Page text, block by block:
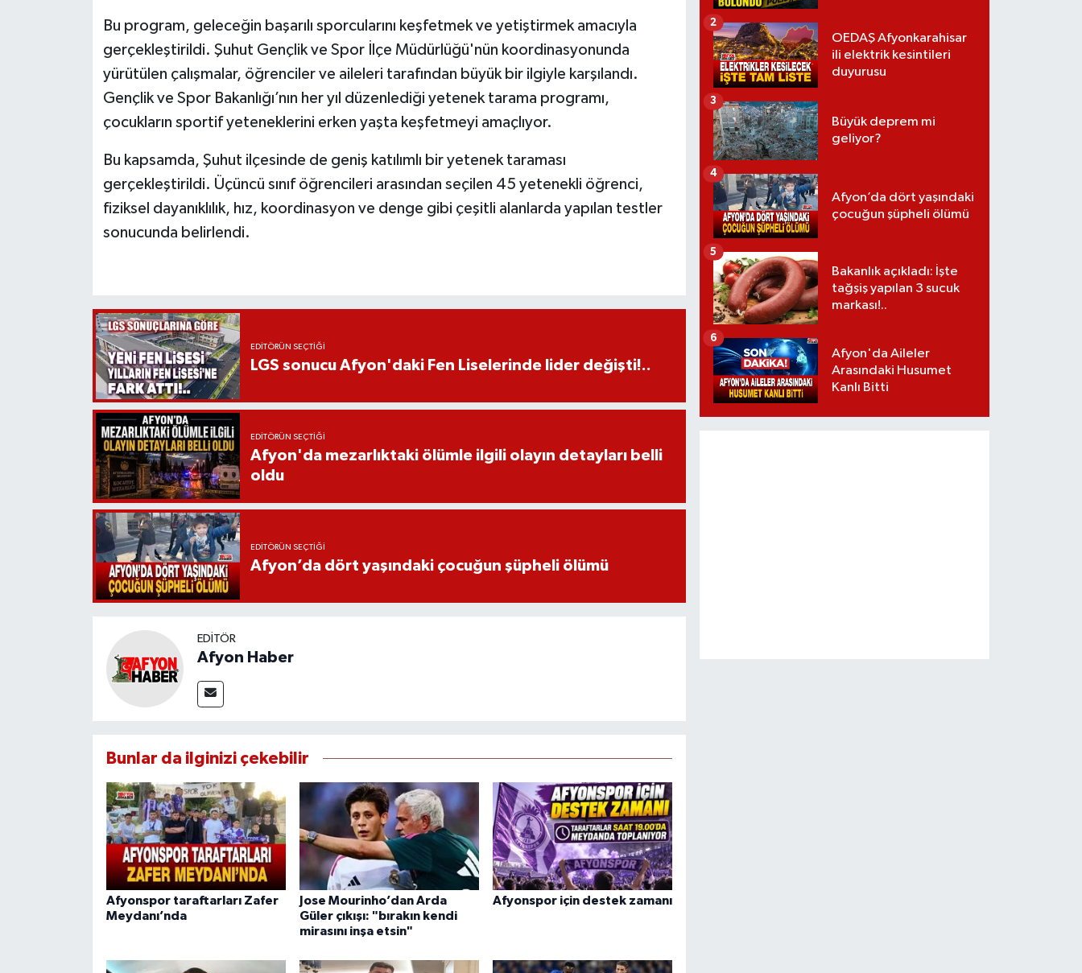
Bu program, geleceğin başarılı sporcularını keşfetmek ve yetiştirmek amacıyla
gerçekleştirildi. Şuhut Gençlik ve Spor İlçe Müdürlüğü'nün koordinasyonunda
yürütülen çalışmalar, öğrenciler ve aileleri tarafından büyük bir ilgiyle karşılandı.
Gençlik ve Spor Bakanlığı’nın her yıl düzenlediği yetenek tarama programı,
çocukların sportif yeteneklerini erken yaşta keşfetmeyi amaçlıyor.
Bu kapsamda, Şuhut ilçesinde de geniş katılımlı bir yetenek taraması
gerçekleştirildi. Üçüncü sınıf öğrencileri arasından seçilen 45 yetenekli öğrenci,
fiziksel dayanıklılık, hız, koordinasyon ve denge gibi çeşitli alanlarda yapılan testler
sonucunda belirlendi.
EDITÖRÜN SEÇTIĞI
LGS sonucu Afyon'daki Fen Liselerinde lider değişti!..
EDITÖRÜN SEÇTIĞI
Afyon'da mezarlıktaki ölümle ilgili olayın detayları belli
oldu
EDITÖRÜN SEÇTIĞI
Afyon’da dört yaşındaki çocuğun şüpheli ölümü
EDITÖR
Afyon Haber
Bunlar da ilginizi çekebilir
Afyonspor taraftarları Zafer
Meydanı’nda
Jose Mourinho’dan Arda
Güler çıkışı: "bırakın kendi
mirasını inşa etsin"
Afyonspor için destek zamanı
OEDAŞ Afyonkarahisar
ili elektrik kesintileri
duyurusu
2
Büyük deprem mi
geliyor?
3
Afyon’da dört yaşındaki
çocuğun şüpheli ölümü
4
Bakanlık açıkladı: İşte
tağşiş yapılan 3 sucuk
markası!..
5
Afyon'da Aileler
Arasındaki Husumet
Kanlı Bitti
6